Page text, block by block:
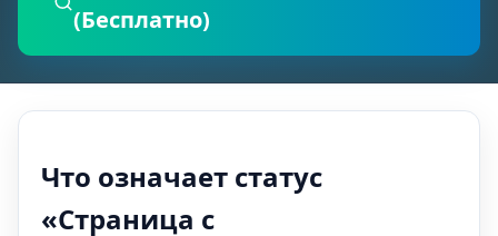
(Бесплатно)
Что означает статус
«Страница с